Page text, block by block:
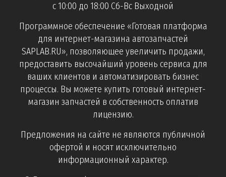
с 10:00 до 18:00 Сб-Вс Выходной
Программное обеспечение «Готовая платформа
для интернет-магазина автозапчастей
SAPLAB.RU», позволяющее увеличить продажи,
предоставить высочайший уровень сервиса для
ваших клиентов и автоматизировать бизнес
процессы. Вы можете купить готовый интернет-
магазин запчастей в собственность оплатив
лицензию.
Предложения на сайте не являются публичной
офертой и носят исключительно
информационный характер.